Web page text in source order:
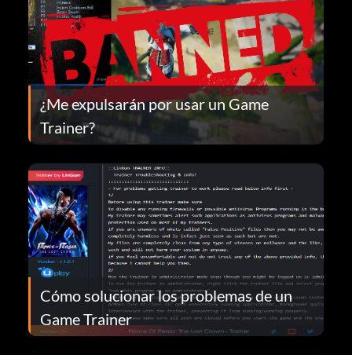
¿Me expulsarán por usar un Game
Trainer?
Cómo solucionar los problemas de un
Game Trainer